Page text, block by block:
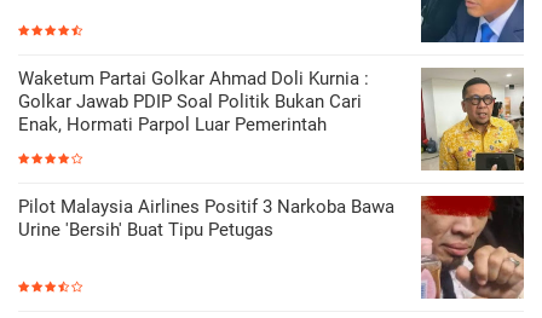
Waketum Partai Golkar Ahmad Doli Kurnia :
Golkar Jawab PDIP Soal Politik Bukan Cari
Enak, Hormati Parpol Luar Pemerintah
Pilot Malaysia Airlines Positif 3 Narkoba Bawa
Urine 'Bersih' Buat Tipu Petugas